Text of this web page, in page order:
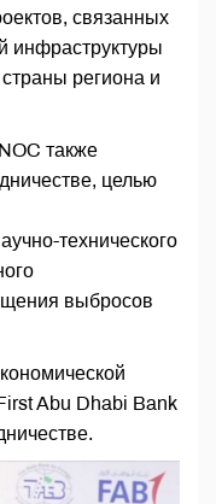
связанных
инфраструктуры
региона и
также
целью
технического
выбросов
Abu Dhabi Bank